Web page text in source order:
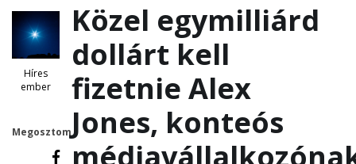
Híres
ember
Megosztom
Közel egymilliárd
dollárt kell
fizetnie Alex
Jones, konteós